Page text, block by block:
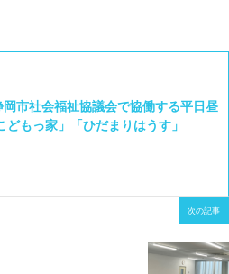
市社会福祉協議会で協働する平日昼
どもっ家」「ひだまりはうす」
次の記事